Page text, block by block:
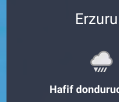
Hafif